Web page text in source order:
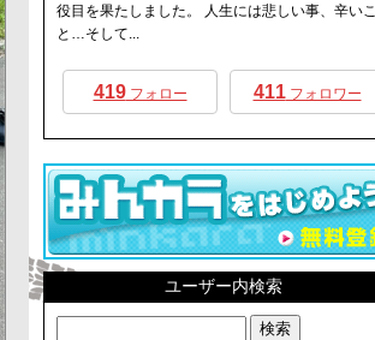
役目を果たしました。 人生には悲しい事、辛いこ
と…そして...
419フォロー 411フォロワー
ユーザー内検索